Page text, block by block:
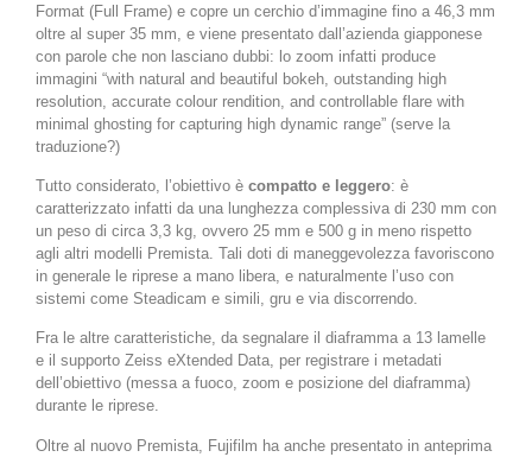
Format (Full Frame) e copre un cerchio d’immagine fino a 46,3 mm
oltre al super 35 mm, e viene presentato dall’azienda giapponese
con parole che non lasciano dubbi: lo zoom infatti produce
immagini “with natural and beautiful bokeh, outstanding high
resolution, accurate colour rendition, and controllable flare with
minimal ghosting for capturing high dynamic range” (serve la
traduzione?)
Tutto considerato, l’obiettivo è compatto e leggero: è
caratterizzato infatti da una lunghezza complessiva di 230 mm con
un peso di circa 3,3 kg, ovvero 25 mm e 500 g in meno rispetto
agli altri modelli Premista. Tali doti di maneggevolezza favoriscono
in generale le riprese a mano libera, e naturalmente l’uso con
sistemi come Steadicam e simili, gru e via discorrendo.
Fra le altre caratteristiche, da segnalare il diaframma a 13 lamelle
e il supporto Zeiss eXtended Data, per registrare i metadati
dell’obiettivo (messa a fuoco, zoom e posizione del diaframma)
durante le riprese.
Oltre al nuovo Premista, Fujifilm ha anche presentato in anteprima